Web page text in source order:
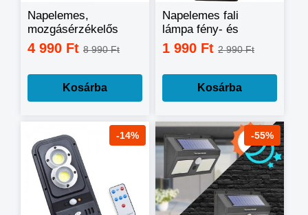
Napelemes,
mozgásérzékelős
álkamera / LED-
reflektor
4 990 Ft 8 990 Ft
Kosárba
Napelemes fali
lámpa fény- és
mozgásérzékelővel
15W RY-T931
1 990 Ft 2 990 Ft
Kosárba
-14% -55%